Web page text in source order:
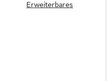
Erweiterbares